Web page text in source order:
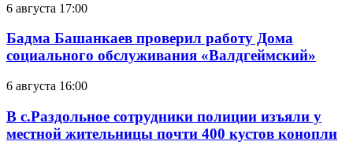
6 августа 17:00
Бадма Башанкаев проверил работу Дома
социального обслуживания «Валдгеймский»
6 августа 16:00
В с.Раздольное сотрудники полиции изъяли у
местной жительницы почти 400 кустов конопли